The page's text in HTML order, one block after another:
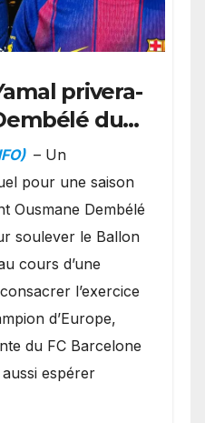
privera-
du
– Un
pour une saison
Ousmane Dembélé
soulever le Ballon
cours d’une
l’exercice
d’Europe,
du FC Barcelone
espérer